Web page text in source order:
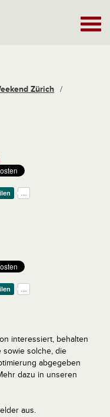
Zürich /
interessiert, behalten
sowie solche, die
abgegeben
dazu in unseren
aus.